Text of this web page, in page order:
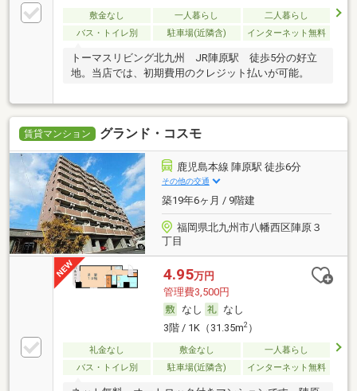
敷金なし 一人暮らし
二人暮らし
バス・トイレ別
駐車場(近隣含) インターネット無料
トーマスリビング北九州 JR陣原駅 徒歩5分の好立
地。当店では、初期費用のクレジット払いが可能。
賃貸マンション グランド・コスモ
鹿児島本線 陣原駅 徒歩6分
その他の交通
築19年6ヶ月 / 9階建
福岡県北九州市八幡西区陣原３
丁目
4.95万円
管理費3,500円
なし
なし
3階 / 1K（31.35m2）
礼金なし 敷金なし
一人暮らし
バス・トイレ別
駐車場(近隣含) インターネット無料